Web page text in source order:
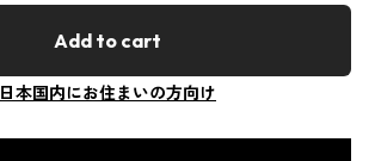
Add to cart
日本国内にお住まいの方向け